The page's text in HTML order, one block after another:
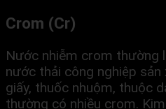
Crom (Cr)
Nước nhiễm crom thường
nước thải công nghiệp
giấy, thuốc nhuộm, thuộc
thường có nhiều crom.